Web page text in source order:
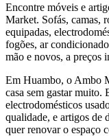
Encontre móveis e
Market. Sofás, camas,
equipadas,
fogões, ar
mão e novos, a preços
Em Huambo, o Ambo
casa sem gastar muito.
electrodomésticos
qualidade, e artigos de
quer renovar o espaço